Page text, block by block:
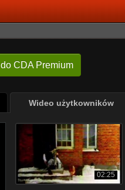
do CDA Premium
Wideo użytkowników
02:25